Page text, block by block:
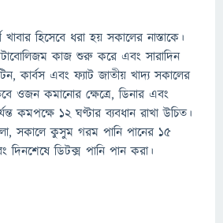
হিসেবে ধরা হয় সকালের নাস্তাকে।
কাজ শুরু করে এবং সারাদিন
কার্বস এবং ফ্যাট জাতীয় খাদ্য সকালের
ওজন কমানোর ক্ষেত্রে, ডিনার এবং
কমপক্ষে ১২ ঘণ্টার ব্যবধান রাখা উচিত।
সকালে কুসুম গরম পানি পানের ১৫
দিনশেষে ডিটক্স পানি পান করা।